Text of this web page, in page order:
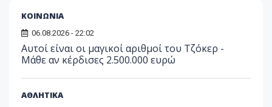
ΚΟΙΝΩΝΙΑ
06.08.2026 - 22:02
Αυτοί είναι οι μαγικοί αριθμοί του Τζόκερ -
Μάθε αν κέρδισες 2.500.000 ευρώ
ΑΘΛΗΤΙΚΑ